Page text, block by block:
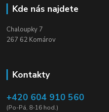
Kde nás najdete
Chaloupky 7
267 62 Komárov
Kontakty
+420 604 910 560
(Po-Pá, 8-16 hod.)